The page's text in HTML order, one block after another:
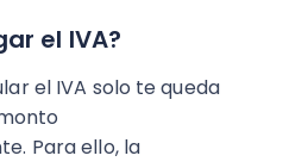
el IVA?
el IVA solo te queda
Para ello, la